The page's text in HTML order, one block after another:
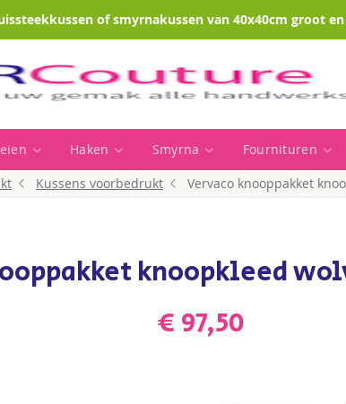
of smyrnakussen van 40x40cm groot
Haken Smyrna Fournituren
Kussens voorbedrukt Vervaco knooppakket
knoopkleed
€ 97,50